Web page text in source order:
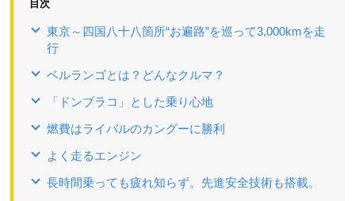
目次
東京～四国八十八箇所“お遍路”を巡って3,000kmを走
行
ベルランゴとは？どんなクルマ？
「ドンブラコ」とした乗り心地
燃費はライバルのカングーに勝利
よく走るエンジン
長時間乗っても疲れ知らず。先進安全技術も搭載。